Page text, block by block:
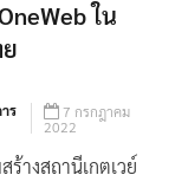
ใน
ร
7 กรกฎาคม
2022
ร้างสถานีเกตเวย์